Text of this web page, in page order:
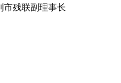
残联副理事长